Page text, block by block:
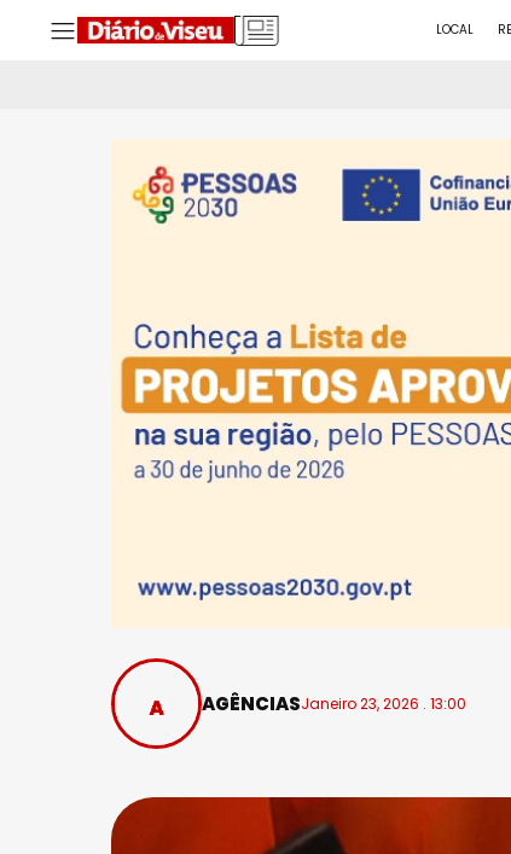
LOCAL
AGÊNCIASJaneiro 23, 2026 . 13:00